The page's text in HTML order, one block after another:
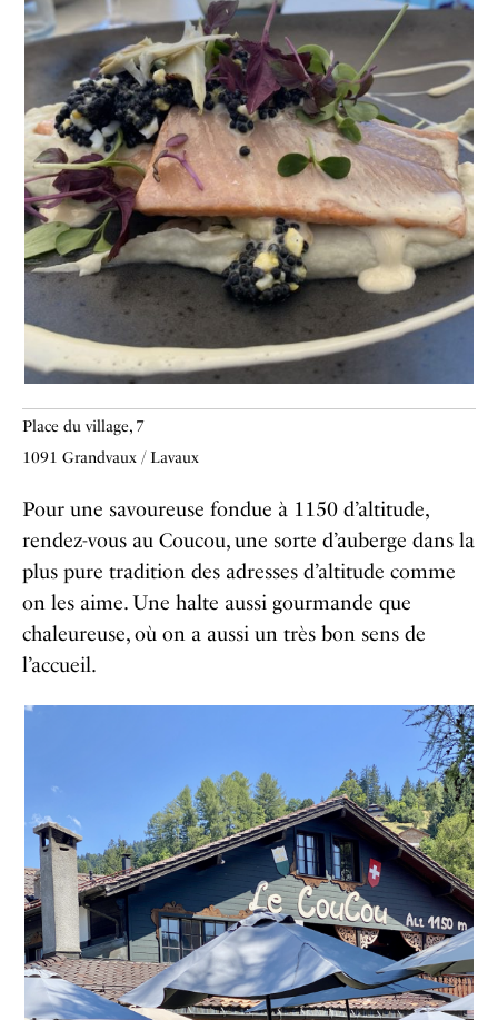
Place du village, 7
1091 Grandvaux / Lavaux
Pour une savoureuse fondue à 1150 d’altitude,
rendez-vous au Coucou, une sorte d’auberge dans la
plus pure tradition des adresses d’altitude comme
on les aime. Une halte aussi gourmande que
chaleureuse, où on a aussi un très bon sens de
l’accueil.